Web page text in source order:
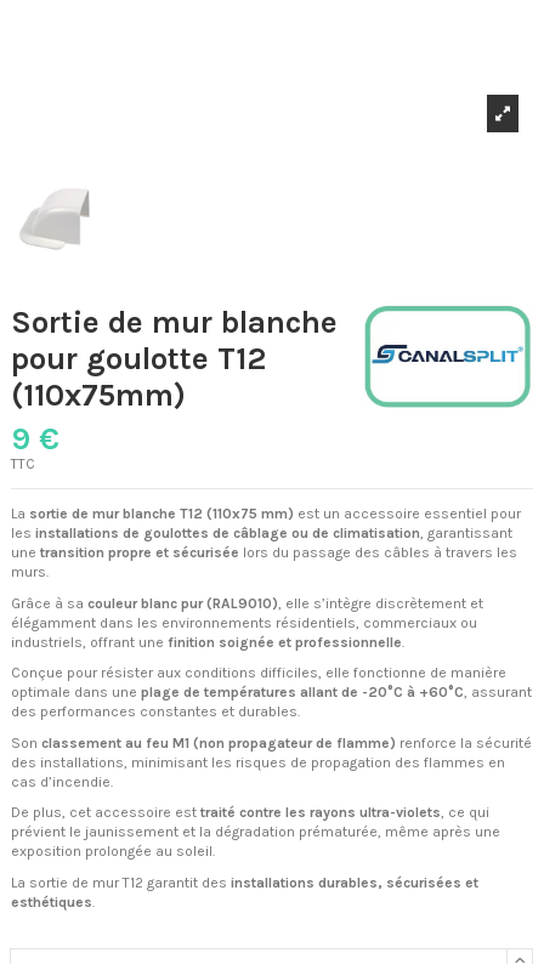
Sortie de mur blanche
pour goulotte T12
(110x75mm)
9 €
TTC
La sortie de mur blanche T12 (110x75 mm) est un accessoire essentiel pour
les installations de goulottes de câblage ou de climatisation, garantissant
une transition propre et sécurisée lors du passage des câbles à travers les
murs.
Grâce à sa couleur blanc pur (RAL9010) , elle s’intègre discrètement et
élégamment dans les environnements résidentiels, commerciaux ou
industriels, offrant une finition soignée et professionnelle
Conçue pour résister aux conditions difficiles, elle fonctionne de manière
optimale dans une plage de températures allant de -20°C à +60°C, assurant
des performances constantes et durables.
Son classement au feu M1 (non propagateur de flamme) renforce la sécurité
des installations, minimisant les risques de propagation des flammes en
cas d’incendie.
De plus, cet accessoire est traité contre les rayons ultra-violets, ce qui
prévient le jaunissement et la dégradation prématurée, même après une
exposition prolongée au soleil.
La sortie de mur T12 garantit des installations durables, sécurisées et
esthétiques.